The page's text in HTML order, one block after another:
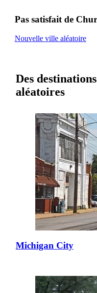
Pas satisfait de
Nouvelle ville aléatoire
Des
aléatoires
Michigan City